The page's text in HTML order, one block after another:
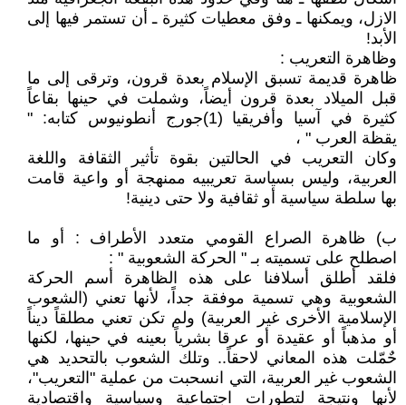
الازل، ويمكنها ـ وفق معطيات كثيرة ـ أن تستمر فيها إلى
الأبد!
وظاهرة التعريب :
ظاهرة قديمة تسبق الإسلام بعدة قرون، وترقى إلى ما
قبل الميلاد بعدة قرون أيضاً، وشملت في حينها بقاعاً
كثيرة في آسيا وأفريقيا (1)جورج أنطونيوس كتابه: "
يقظة العرب " ،
وكان التعريب في الحالتين بقوة تأثير الثقافة واللغة
العربية، وليس بسياسة تعريبيه ممنهجة أو واعية قامت
بها سلطة سياسية أو ثقافية ولا حتى دينية!
ب‌) ظاهرة الصراع القومي متعدد الأطراف : أو ما
اصطلح على تسميته بـ " الحركة الشعوبية " :
فلقد أطلق أسلافنا على هذه الظاهرة أسم الحركة
الشعوبية وهي تسمية موفقة جداً، لأنها تعني (الشعوب
الإسلامية الأخرى غير العربية) ولم تكن تعني مطلقاً ديناً
أو مذهباً أو عقيدة أو عرقا بشرياً بعينه في حينها، لكنها
حٌمّلت هذه المعاني لاحقاً.. وتلك الشعوب بالتحديد هي
الشعوب غير العربية، التي انسحبت من عملية "التعريب"،
لأنها ونتيجة لتطورات اجتماعية وسياسية واقتصادية